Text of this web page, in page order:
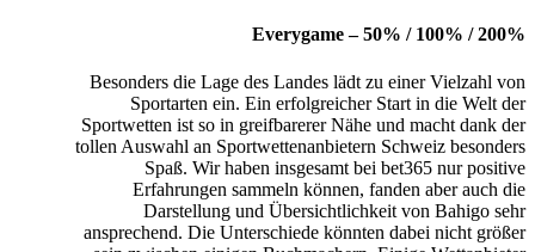
Everygame – 50% / 100% / 200%
Besonders die Lage des Landes lädt zu einer Vielzahl von
Sportarten ein. Ein erfolgreicher Start in die Welt der
Sportwetten ist so in greifbarerer Nähe und macht dank der
tollen Auswahl an Sportwettenanbietern Schweiz besonders
Spaß. Wir haben insgesamt bei bet365 nur positive
Erfahrungen sammeln können, fanden aber auch die
Darstellung und Übersichtlichkeit von Bahigo sehr
ansprechend. Die Unterschiede könnten dabei nicht größer